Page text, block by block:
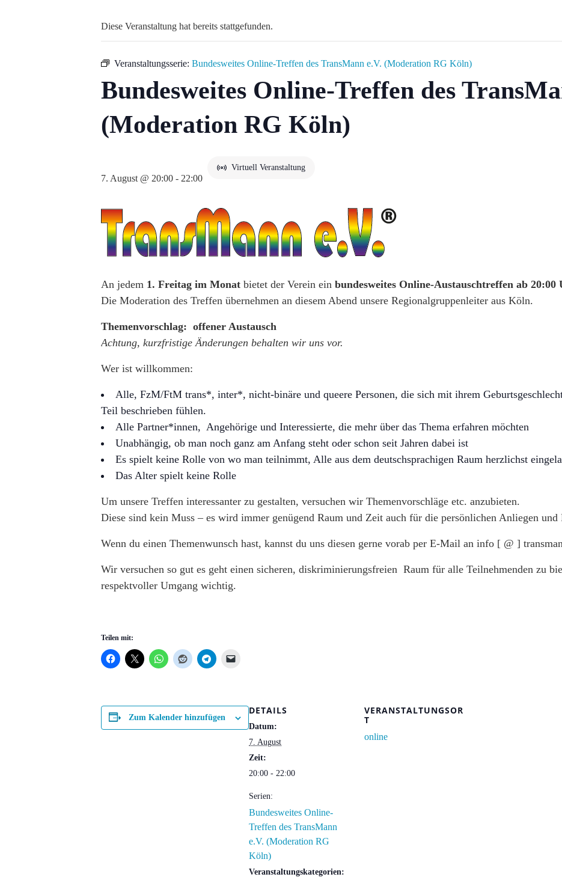
Diese Veranstaltung hat bereits stattgefunden.
Veranstaltungsserie: Bundesweites Online-Treffen des TransMann e.V. (Moderation RG Köln)
Bundesweites Online-Treffen des
(Moderation RG Köln)
7. August @ 20:00 - 22:00
Virtuell Veranstaltung
An jedem 1. Freitag im Monat bietet der Verein ein bundesweites Online-Austauschtreffen ab 20:00
Die Moderation des Treffen übernehmen an diesem Abend unsere Regionalgruppenleiter aus Köln.
Themenvorschlag: offener Austausch
Achtung, kurzfristige Änderungen behalten wir uns vor.
Wer ist willkommen:
Alle, FzM/FtM trans*, inter*, nicht-binäre und queere Personen, die sich mit ihrem
Teil beschrieben fühlen.
Alle Partner*innen, Angehörige und Interessierte, die mehr über das Thema erfahren möchten
Unabhängig, ob man noch ganz am Anfang steht oder schon seit Jahren dabei ist
Es spielt keine Rolle von wo man teilnimmt, Alle aus dem deutschsprachigen Raum herzlichst
Das Alter spielt keine Rolle
Um unsere Treffen interessanter zu gestalten, versuchen wir Themenvorschläge etc. anzubieten.
Diese sind kein Muss – es wird immer genügend Raum und Zeit auch für die persönlichen Anliegen und
Wenn du einen Themenwunsch hast, kannst du uns diesen gerne vorab per E-Mail an info [ @ ]
Wir versuchen so gut es geht einen sicheren, diskriminierungsfreien Raum für alle Teilnehmenden zu
respektvoller Umgang wichtig.
Teilen mit:
Zum Kalender hinzufügen
DETAILS
Datum:
7. August
Zeit:
20:00 - 22:00
Serien:
Bundesweites Online-
Treffen des TransMann
e.V. (Moderation RG
Köln)
Veranstaltungskategorien:
VERANSTALTUNGSOR
T
online